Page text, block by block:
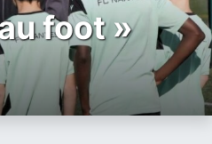
foot »